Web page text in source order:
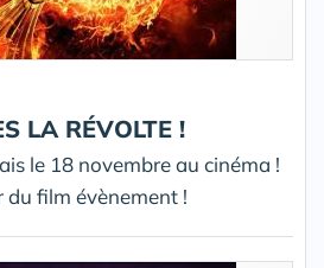
LA RÉVOLTE !
le 18 novembre au cinéma !
du film évènement !